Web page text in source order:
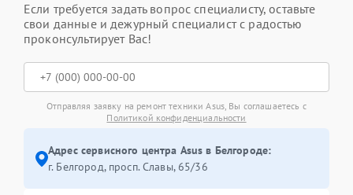
Если требуется задать вопрос специалисту, оставьте
свои данные и дежурный специалист с радостью
проконсультирует Вас!
Отправляя заявку на ремонт техники Asus, Вы соглашаетесь с
Политикой конфиденциальности
Адрес сервисного центра Asus в Белгороде:
г. Белгород, просп. Славы, 65/36